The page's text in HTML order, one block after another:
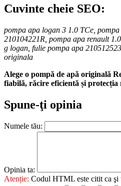
Cuvinte cheie SEO:
pompa apa logan 3 1.0 TCe, pompa
210104221R, pompa apa renault
g logan, fulie pompa apa
originala
Alege o pompă de apă originală
fiabilă, răcire eficientă și
Spune-ţi opinia
Numele tău:
Opinia ta:
Atenție: Codul HTML este citit ca şi